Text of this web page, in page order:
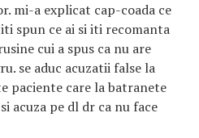
mi-a explicat cap-coada ce
spun ce ai si iti recomanta
cui a spus ca nu are
se aduc acuzatii false la
paciente care la batranete
acuza pe dl dr ca nu face